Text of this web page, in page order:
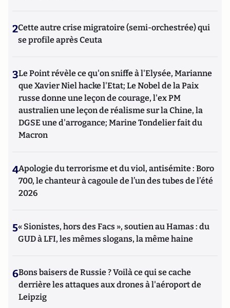
2Cette autre crise migratoire (semi-orchestrée) qui
se profile après Ceuta
3Le Point révèle ce qu'on sniffe à l'Elysée, Marianne
que Xavier Niel hacke l'Etat; Le Nobel de la Paix
russe donne une leçon de courage, l'ex PM
australien une leçon de réalisme sur la Chine, la
DGSE une d'arrogance; Marine Tondelier fait du
Macron
4Apologie du terrorisme et du viol, antisémite : Boro
700, le chanteur à cagoule de l’un des tubes de l’été
2026
5« Sionistes, hors des Facs », soutien au Hamas : du
GUD à LFI, les mêmes slogans, la même haine
6Bons baisers de Russie ? Voilà ce qui se cache
derrière les attaques aux drones à l'aéroport de
Leipzig